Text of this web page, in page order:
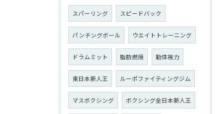
スパーリング スピードバック
パンチングボール ウエイトトレーニング
ドラムミット 脂肪燃焼 動体視力
東日本新人王 ルーポファイティングジム
マスボクシング ボクシング全日本新人王